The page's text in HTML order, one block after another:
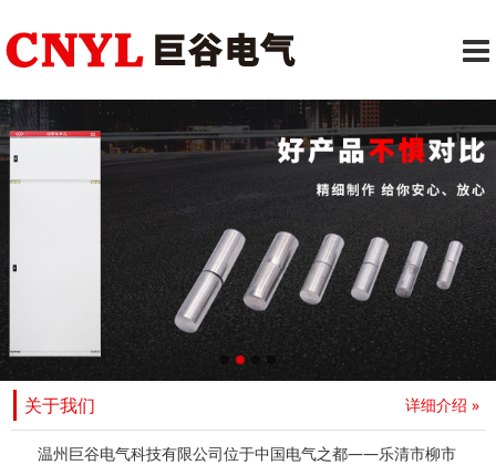
关于我们 详细介绍 »
温州巨谷电气科技有限公司位于中国电气之都——乐清市柳市